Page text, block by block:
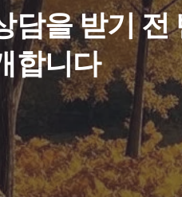
담을 받기 전
합니다